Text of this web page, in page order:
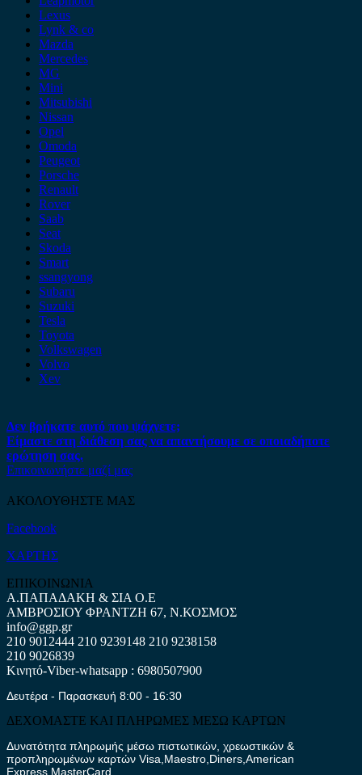
Lexus
Lynk & co
Mazda
Mercedes
MG
Mini
Mitsubishi
Nissan
Opel
Omoda
Peugeot
Porsche
Renault
Rover
Saab
Seat
Skoda
Smart
ssangyong
Subaru
Suzuki
Tesla
Toyota
Volkswagen
Volvo
Xev
Δεν βρήκατε αυτό που ψάχνετε;
Είμαστε στη διάθεση σας να απαντήσουμε σε οποιαδήποτε
ερώτηση σας.
Επικοινωνήστε μαζί μας
ΑΚΟΛΟΥΘΗΣΤΕ ΜΑΣ
Facebook
ΧΑΡΤΗΣ
ΕΠΙΚΟΙΝΩΝΙΑ
Α.ΠΑΠΑΔΑΚΗ & ΣΙΑ Ο.Ε
ΑΜΒΡΟΣΙΟΥ ΦΡΑΝΤΖΗ 67, Ν.ΚΟΣΜΟΣ
info@ggp.gr
210 9012444 210 9239148 210 9238158
210 9026839
Κινητό-Viber-whatsapp : 6980507900
Δευτέρα - Παρασκευή 8:00 - 16:30
ΔΕΧΟΜΑΣΤΕ ΚΑΙ ΠΛΗΡΩΜΕΣ ΜΕΣΩ ΚΑΡΤΩΝ
Δυνατότητα πληρωμής μέσω πιστωτικών, χρεωστικών &
προπληρωμένων καρτών Visa,Maestro,Diners,American
Express,MasterCard.